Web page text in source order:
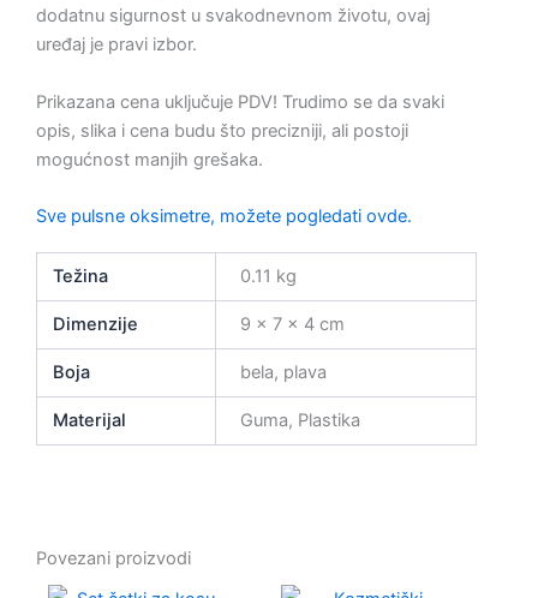
dodatnu sigurnost u svakodnevnom životu, ovaj
uređaj je pravi izbor.
Prikazana cena uključuje PDV! Trudimo se da svaki
opis, slika i cena budu što precizniji, ali postoji
mogućnost manjih grešaka.
Sve pulsne oksimetre, možete pogledati ovde.
Težina 0.11 kg
Dimenzije 9 × 7 × 4 cm
Boja bela, plava
Materijal Guma, Plastika
Povezani proizvodi